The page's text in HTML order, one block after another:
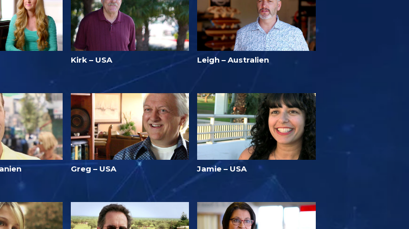
Kirk – USA Leigh – Australien
Greg – USA Jamie – USA